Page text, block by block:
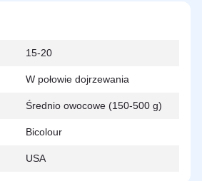
15-20
W połowie dojrzewania
Średnio owocowe (150-500 g)
Bicolour
USA